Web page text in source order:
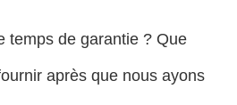
temps de garantie ? Que
après que nous ayons